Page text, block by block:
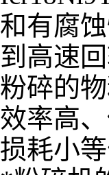
和有腐
到高速
粉碎的
效率高
损耗小等